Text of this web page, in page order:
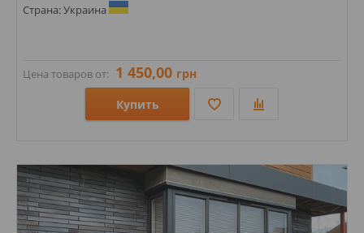
Страна: Украина
Цена товаров от: 1 450,00 грн
Купить
Стили: Под кирпич;
Цвета: